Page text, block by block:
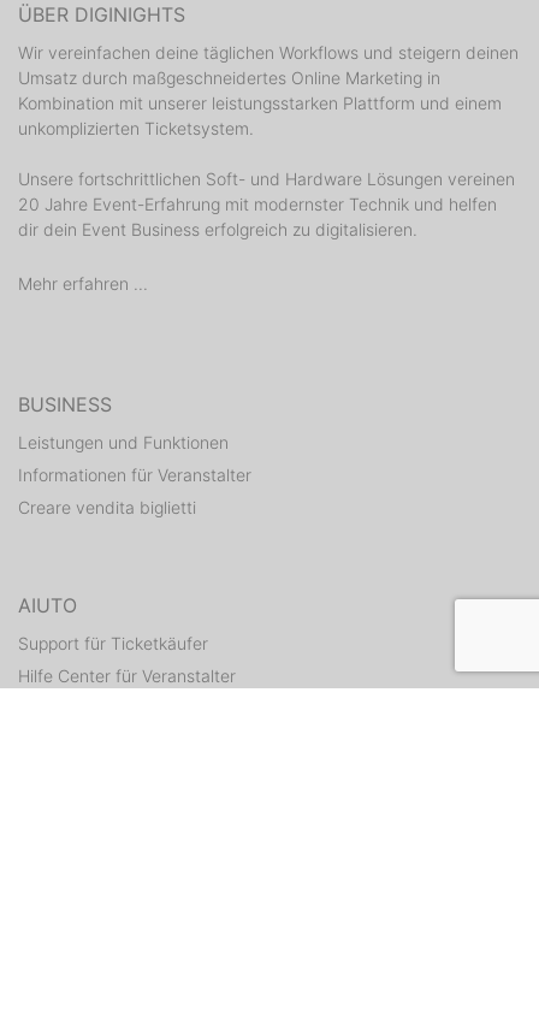
ÜBER DIGINIGHTS
Wir vereinfachen deine täglichen Workflows und steigern deinen
Umsatz durch maßgeschneidertes Online Marketing in
Kombination mit unserer leistungsstarken Plattform und einem
unkomplizierten Ticketsystem.
Unsere fortschrittlichen Soft- und Hardware Lösungen vereinen
20 Jahre Event-Erfahrung mit modernster Technik und helfen
dir dein Event Business erfolgreich zu digitalisieren.
Mehr erfahren ...
BUSINESS
Leistungen und Funktionen
Informationen für Veranstalter
Creare vendita biglietti
AIUTO
Support für Ticketkäufer
Hilfe Center für Veranstalter